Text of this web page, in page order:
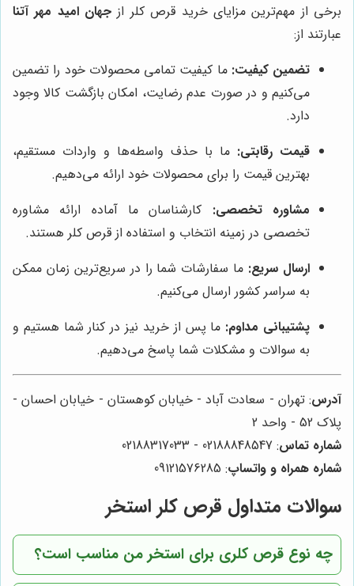
برخی از مهم‌ترین مزایای خرید قرص کلر از جهان امید مهر آتنا
عبارتند از:
تضمین کیفیت: ما کیفیت تمامی محصولات خود را تضمین
می‌کنیم و در صورت عدم رضایت، امکان بازگشت کالا وجود
دارد.
قیمت رقابتی: ما با حذف واسطه‌ها و واردات مستقیم،
بهترین قیمت را برای محصولات خود ارائه می‌دهیم.
مشاوره تخصصی: کارشناسان ما آماده ارائه مشاوره
تخصصی در زمینه انتخاب و استفاده از قرص کلر هستند.
ارسال سریع: ما سفارشات شما را در سریع‌ترین زمان ممکن
به سراسر کشور ارسال می‌کنیم.
پشتیبانی مداوم: ما پس از خرید نیز در کنار شما هستیم و
به سوالات و مشکلات شما پاسخ می‌دهیم.
آدرس: تهران - سعادت آباد - خیابان کوهستان - خیابان احسان -
پلاک 52 - واحد 2
شماره تماس: 02188848547 - 02188317033
شماره همراه و واتساپ: 09121576285
سوالات متداول قرص کلر استخر
چه نوع قرص کلری برای استخر من مناسب است؟